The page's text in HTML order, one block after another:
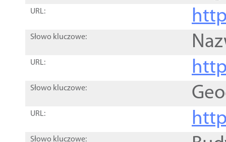
URL:
Słowo kluczowe:
URL:
Słowo kluczowe:
URL:
Słowo kluczowe: